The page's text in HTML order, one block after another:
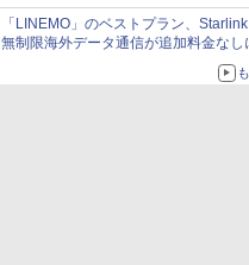
「LINEMO」のベストプラン、
無制限海外データ通信が追加料金なし